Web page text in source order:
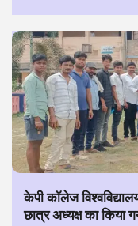
केपी कॉलेज
छात्र अध्यक्ष का किया